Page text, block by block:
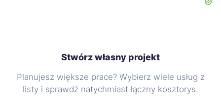
Stwórz własny projekt
Planujesz większe prace? Wybierz wiele usług z
listy i sprawdź natychmiast łączny kosztorys.